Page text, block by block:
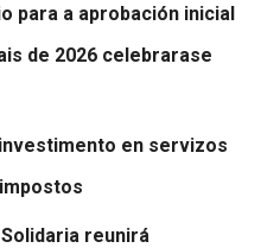
para a aprobación inicial
de 2026 celebrarase
en servizos
Solidaria reunirá